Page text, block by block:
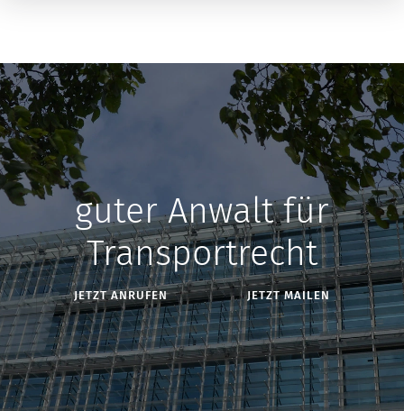
guter Anwalt für
Transportrecht
JETZT ANRUFEN JETZT MAILEN